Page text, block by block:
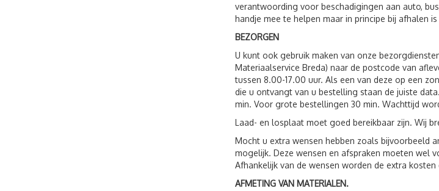
verantwoording voor beschadigingen aan auto,
handje mee te helpen maar in principe bij afhalen
BEZORGEN
U kunt ook gebruik maken van onze
Materiaalservice Breda) naar de postcode van
tussen 8.00-17.00 uur. Als een van deze op een
die u ontvangt van u bestelling staan de juiste
min. Voor grote bestellingen 30 min. Wachttijd
Laad- en losplaat moet goed bereikbaar zijn. Wij
Mocht u extra wensen hebben zoals bijvoorbeeld
mogelijk. Deze wensen en afspraken moeten wel
Afhankelijk van de wensen worden de extra
AFMETING VAN MATERIALEN.